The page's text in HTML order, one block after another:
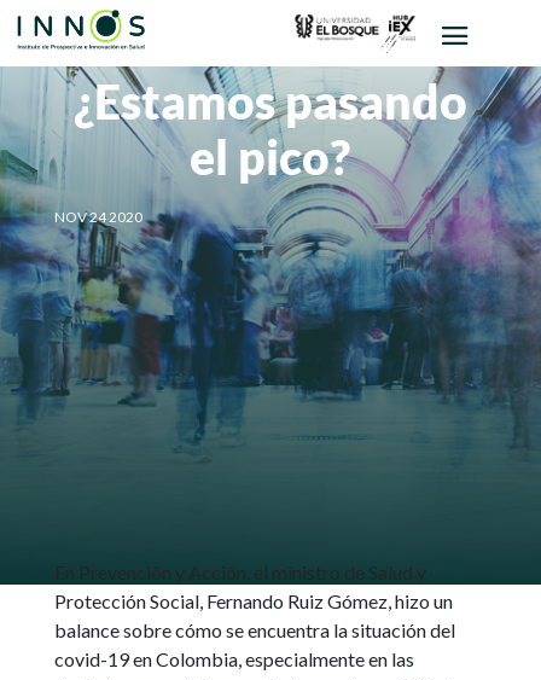
¿Estamos pasando
el pico?
NOV 24 2020
En Prevención y Acción, el ministro de Salud y
Protección Social, Fernando Ruiz Gómez, hizo un
balance sobre cómo se encuentra la situación del
covid-19 en Colombia, especialmente en las